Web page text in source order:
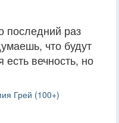
последний раз
что будут
вечность, но
Грей (100+)